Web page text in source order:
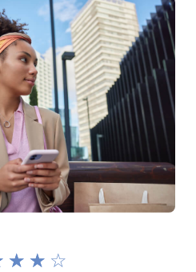
☆ ☆ ☆